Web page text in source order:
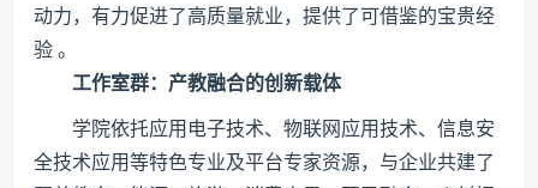
动力，有力促进了高质量就业，提供了可借鉴的宝贵经
验 。
工作室群：产教融合的创新载体
学院依托应用电子技术、物联网应用技术、信息安
全技术应用等特色专业及平台专家资源，与企业共建了